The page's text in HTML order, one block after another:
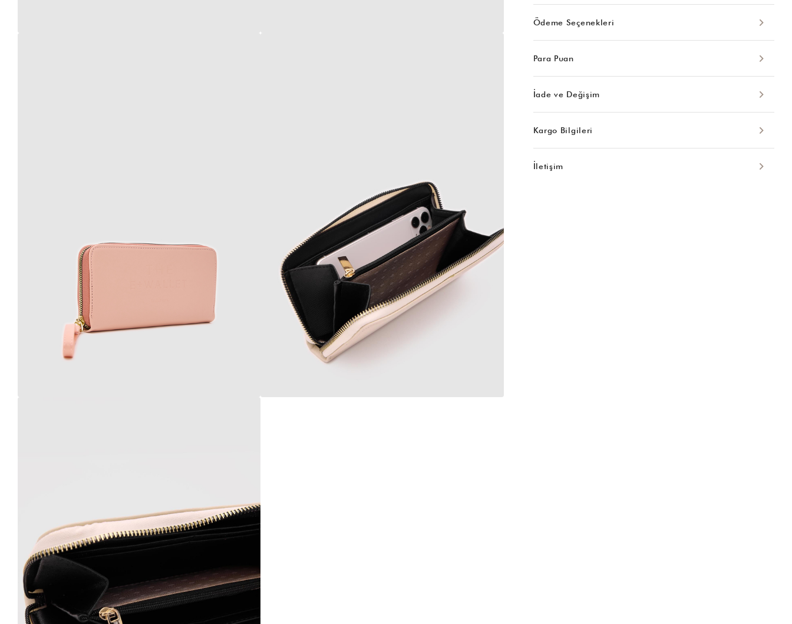
Ödeme Seçenekleri
Para Puan
İade ve Değişim
Kargo Bilgileri
İletişim